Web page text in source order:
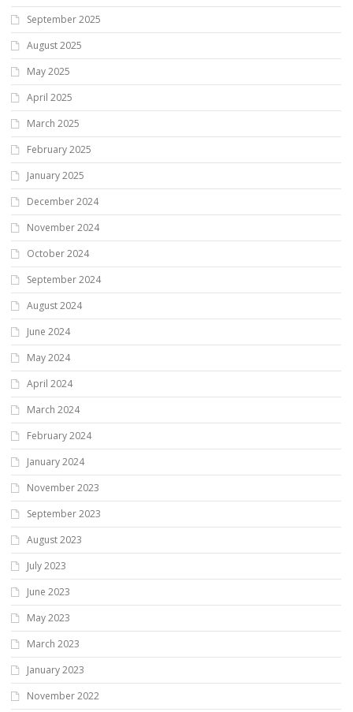
September 2025
August 2025
May 2025
April 2025
March 2025
February 2025
January 2025
December 2024
November 2024
October 2024
September 2024
August 2024
June 2024
May 2024
April 2024
March 2024
February 2024
January 2024
November 2023
September 2023
August 2023
July 2023
June 2023
May 2023
March 2023
January 2023
November 2022